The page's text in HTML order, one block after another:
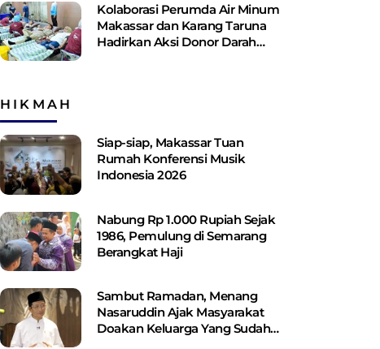
Kolaborasi Perumda Air Minum
Makassar dan Karang Taruna
Hadirkan Aksi Donor Darah
HIKMAH
Siap-siap, Makassar Tuan
Rumah Konferensi Musik
Indonesia 2026
Nabung Rp 1.000 Rupiah Sejak
1986, Pemulung di Semarang
Berangkat Haji
Sambut Ramadan, Menang
Nasaruddin Ajak Masyarakat
Doakan Keluarga Yang Sudah